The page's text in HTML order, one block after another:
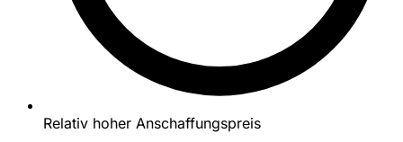
Relativ hoher Anschaffungspreis